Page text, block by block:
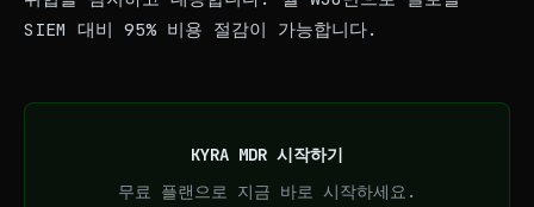
SIEM 대비 95% 비용 절감이 가능합니다.
KYRA MDR 시작하기
무료 플랜으로 지금 바로 시작하세요.